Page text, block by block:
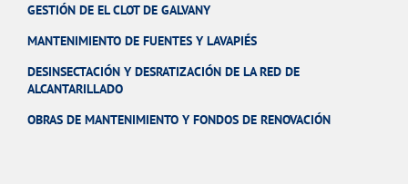
GESTIÓN DE EL CLOT DE GALVANY
MANTENIMIENTO DE FUENTES Y LAVAPIÉS
DESINSECTACIÓN Y DESRATIZACIÓN DE LA RED DE
ALCANTARILLADO
OBRAS DE MANTENIMIENTO Y FONDOS DE RENOVACIÓN